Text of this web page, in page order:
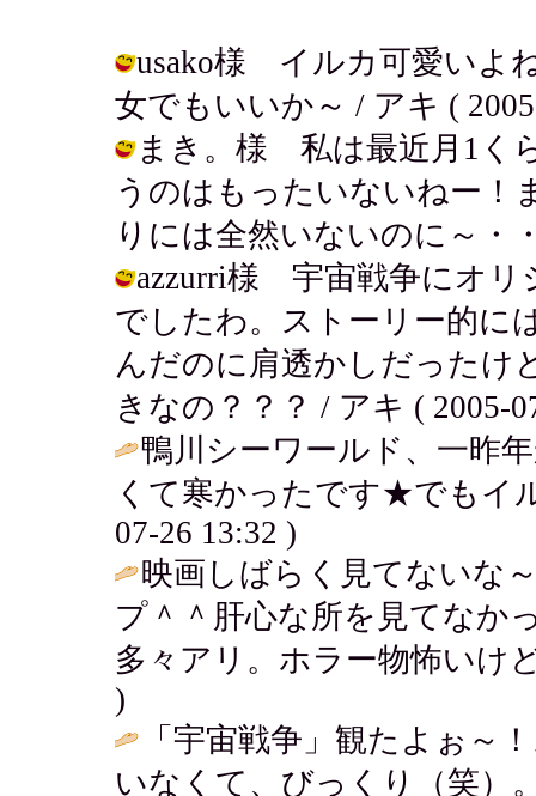
usako様 イルカ可愛いよ
女でもいいか～ / アキ (
まき。様 私は最近月1く
うのはもったいないねー！
りには全然いないのに～・
azzurri様 宇宙戦争にオリ
でしたわ。ストーリー的に
んだのに肩透かしだったけ
きなの？？？ / アキ ( 2005-
鴨川シーワールド、一昨
くて寒かったです★でもイ
07-26 13:32 )
映画しばらく見てないな
プ＾＾肝心な所を見てなか
多々アリ。ホラー物怖いけ
)
「宇宙戦争」観たよぉ～
いなくて、びっくり（笑）